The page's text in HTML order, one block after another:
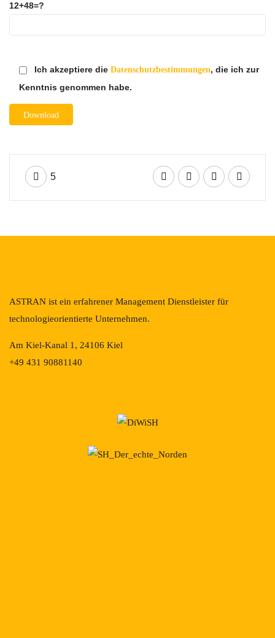
12+48=?
Ich akzeptiere die Datenschutzbestimmungen, die ich zur
Kenntnis genommen habe.
5
ASTRAN ist ein erfahrener Management Dienstleister für
technologieorientierte Unternehmen.
Am Kiel-Kanal 1, 24106 Kiel
+49 431 90881140